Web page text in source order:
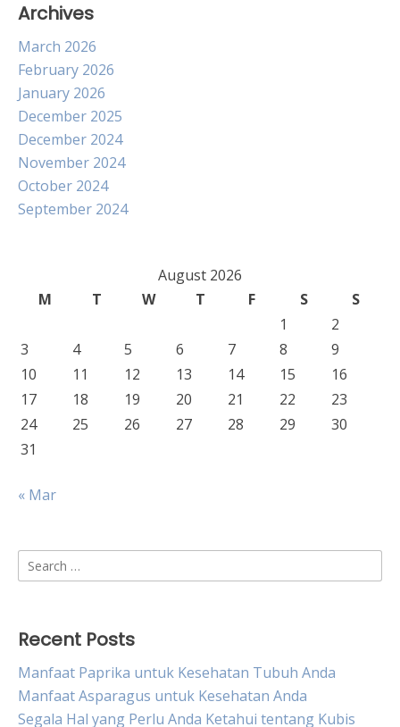
Archives
March 2026
February 2026
January 2026
December 2025
December 2024
November 2024
October 2024
September 2024
August 2026
M
T W T F S
S
1
2
3
4 5 6 7 8
9
10
11 12 13 14 15
16
17
18 19 20 21 22
23
24
25 26 27 28 29
30
31
« Mar
Search
for:
Recent Posts
Manfaat Paprika untuk Kesehatan Tubuh Anda
Manfaat Asparagus untuk Kesehatan Anda
Segala Hal yang Perlu Anda Ketahui tentang Kubis